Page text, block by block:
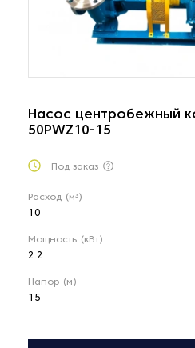
Насос центробежный
50PWZ10-15
Под заказ
Расход (м³)
10
Мощность (кВт)
2.2
Напор (м)
15